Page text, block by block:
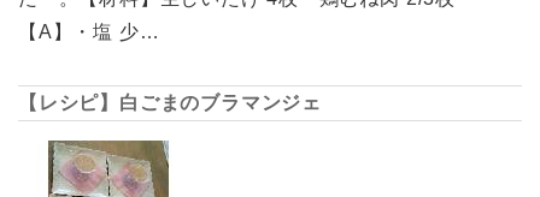
【A】・塩 少…
【レシピ】白ごまのブラマンジェ